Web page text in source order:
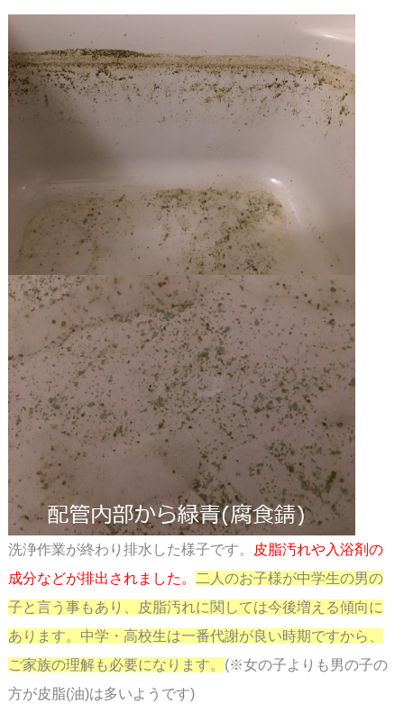
洗浄作業が終わり排水した様子です。
皮脂汚れや入浴剤の
成分などが排出されました。
二人のお子様が中学生の男の
子と言う事もあり、皮脂汚れに関しては今後増える傾向に
あります。中学・高校生は一番代謝が良い時期ですから、
ご家族の理解も必要になります。 (※女の子よりも男の子の
方が皮脂(油)は多いようです)